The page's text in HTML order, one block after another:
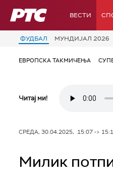
РТС ВЕСТИ
ФУДБАЛ МУНДИЈАЛ 2026
ЕВРОПСКА ТАКМИЧЕЊА
Читај ми!
СРЕДА, 30.04.2025, 15:07 ->
Милик